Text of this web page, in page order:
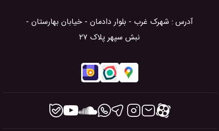
آدرس : شهرک غرب - بلوار دادمان - خیابان بهارستان -
نبش سپهر پلاک ۲۷